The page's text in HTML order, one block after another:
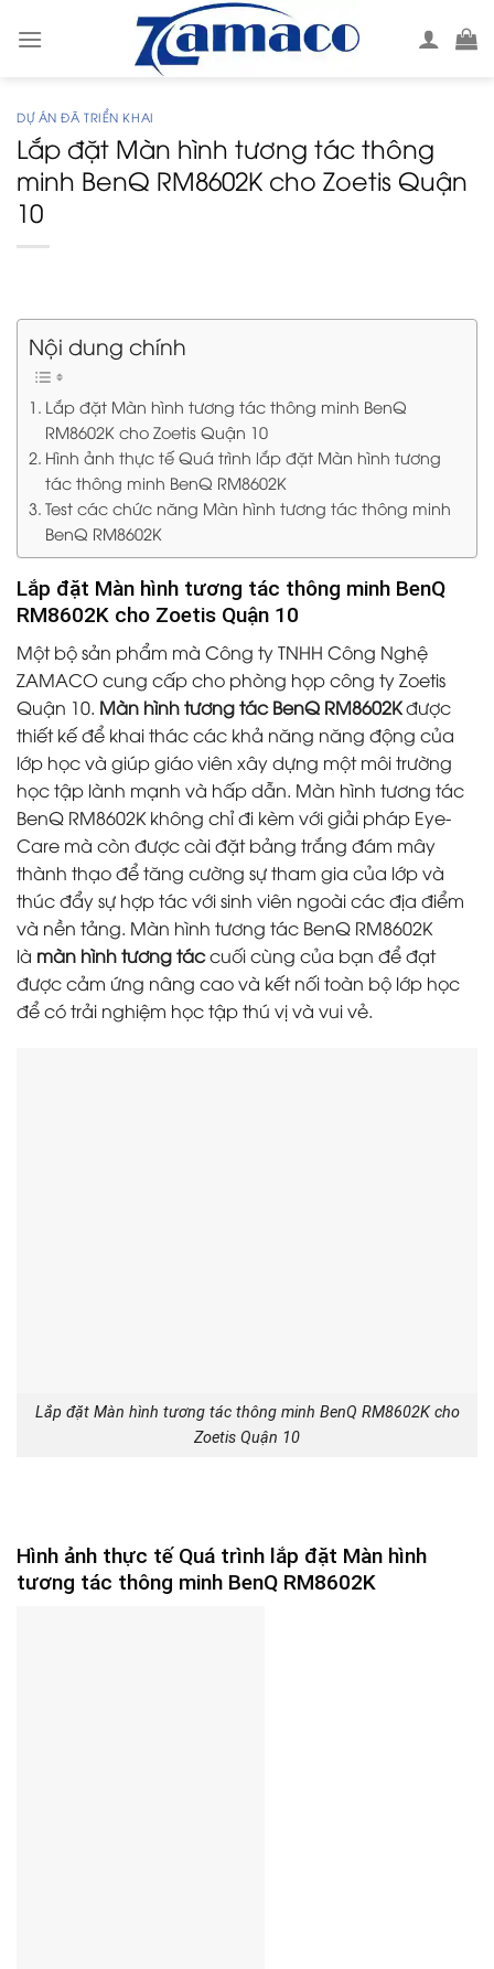
DỰ ÁN ĐÃ TRIỂN KHAI
Lắp đặt Màn hình tương tác thông
minh BenQ RM8602K cho Zoetis Quận
10
Nội dung chính
Lắp đặt Màn hình tương tác thông minh BenQ
RM8602K cho Zoetis Quận 10
Hình ảnh thực tế Quá trình lắp đặt Màn hình tương
tác thông minh BenQ RM8602K
Test các chức năng Màn hình tương tác thông minh
BenQ RM8602K
Lắp đặt Màn hình tương tác thông minh BenQ
RM8602K cho Zoetis Quận 10
Một bộ sản phẩm mà Công ty TNHH Công Nghệ
ZAMACO cung cấp cho phòng họp công ty Zoetis
Quận 10. Màn hình tương tác BenQ RM8602Kđược
thiết kế để khai thác các khả năng năng động của
lớp học và giúp giáo viên xây dựng một môi trường
học tập lành mạnh và hấp dẫn. Màn hình tương tác
BenQ RM8602K không chỉ đi kèm với giải pháp Eye-
Care mà còn được cài đặt bảng trắng đám mây
thành thạo để tăng cường sự tham gia của lớp và
thúc đẩy sự hợp tác với sinh viên ngoài các địa điểm
và nền tảng. Màn hình tương tác BenQ RM8602K
là màn hình tương táccuối cùng của bạn để đạt
được cảm ứng nâng cao và kết nối toàn bộ lớp học
để có trải nghiệm học tập thú vị và vui vẻ.
Lắp đặt Màn hình tương tác thông minh BenQ RM8602K cho
Zoetis Quận 10
Hình ảnh thực tế Quá trình lắp đặt Màn hình
tương tác thông minh BenQ RM8602K